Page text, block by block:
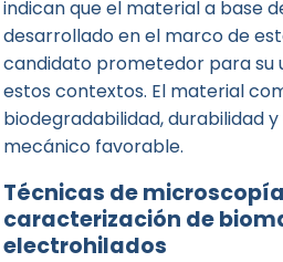
indican que el material a base
desarrollado en el marco de
candidato prometedor para su
estos contextos. El material
biodegradabilidad, durabilidad
mecánico favorable.
Técnicas de
caracterización de
electrohilados